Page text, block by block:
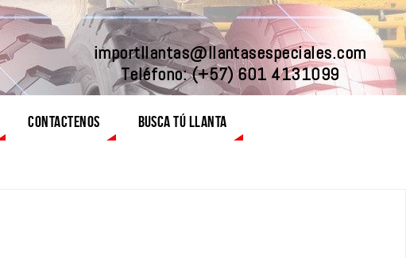
importllantas@llantasespeciales.com
Teléfono:(+57) 601 4131099
CONTACTENOS BUSCA TÚ LLANTA